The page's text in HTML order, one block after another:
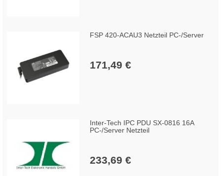
FSP 420-ACAU3 Netzteil PC-/Server
171,49 €
Inter-Tech IPC PDU SX-0816 16A
PC-/Server Netzteil
233,69 €